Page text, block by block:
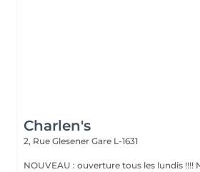
Charlen's
2, Rue Glesener Gare L-1631
NOUVEAU : ouverture tous les lundis !!!!